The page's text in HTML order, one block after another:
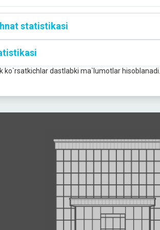
statistikasi
ko`rsatkichlar dastlabki ma`lumotlar hisoblanadi.